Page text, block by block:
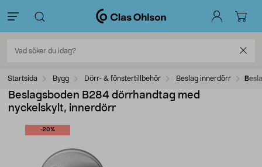
Startsida Bygg Dörr- & fönstertillbehör Beslag innerdörr
Beslagsboden B284 dörrhandtag med
nyckelskylt, innerdörr
-20%